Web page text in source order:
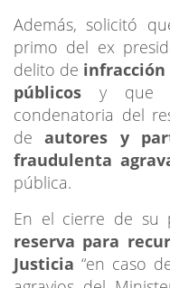
Además, solicitó
primo del ex
delito de infracción
públicos y que
condenatoria del
deautores y
fraudulenta
pública.
En el cierre de su
reserva para
Justicia “en caso